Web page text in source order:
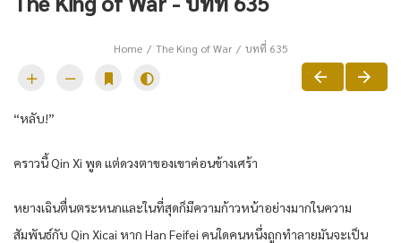
Home The King of War บทที่ 635
“หลับ!”
คราวนี้ Qin Xi พูด แต่ดวงตาของเขาค่อนข้างเศร้า
หยางเฉินตื่นตระหนกและในที่สุดก็มีความก้าวหน้าอย่างมากในความ
สัมพันธ์กับ Qin Xicai หาก Han Feifei คนใดคนหนึ่งถูกทำลายมันจะเป็น